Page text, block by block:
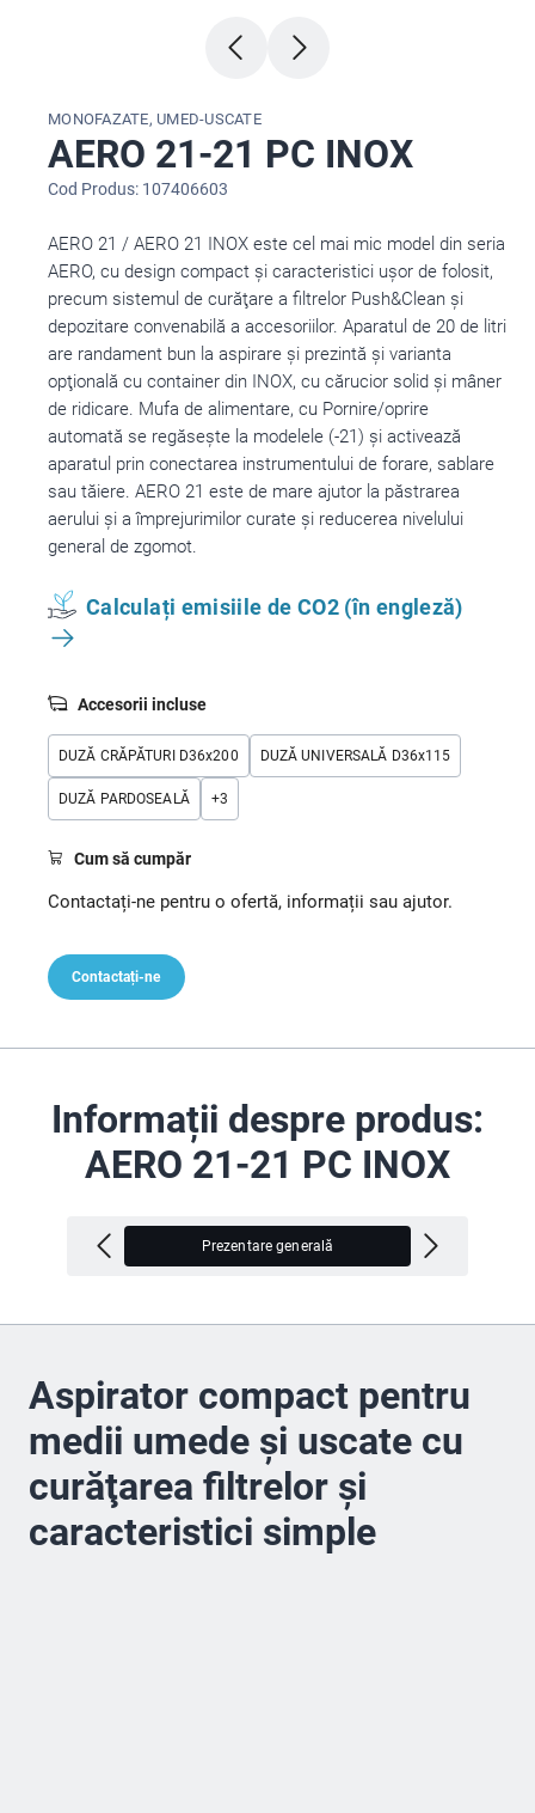
MONOFAZATE, UMED-USCATE
AERO 21-21 PC INOX
Cod Produs: 107406603
AERO 21 / AERO 21 INOX este cel mai mic model din seria
AERO, cu design compact şi caracteristici uşor de folosit,
precum sistemul de curăţare a filtrelor Push&Clean şi
depozitare convenabilă a accesoriilor. Aparatul de 20 de litri
are randament bun la aspirare şi prezintă şi varianta
opţională cu container din INOX, cu cărucior solid şi mâner
de ridicare. Mufa de alimentare, cu Pornire/oprire
automată se regăseşte la modelele (-21) şi activează
aparatul prin conectarea instrumentului de forare, sablare
sau tăiere. AERO 21 este de mare ajutor la păstrarea
aerului şi a împrejurimilor curate şi reducerea nivelului
general de zgomot.
Calculați emisiile de CO2 (în engleză)
Accesorii incluse
DUZĂ CRĂPĂTURI D36x200 DUZĂ UNIVERSALĂ D36x115
DUZĂ PARDOSEALĂ +3
Cum să cumpăr
Contactați-ne pentru o ofertă, informații sau ajutor.
Contactați-ne
Informații despre produs:
AERO 21-21 PC INOX
Prezentare generală
Aspirator compact pentru
medii umede şi uscate cu
curăţarea filtrelor şi
caracteristici simple